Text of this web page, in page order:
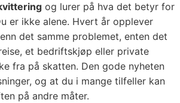
og lurer på hva det betyr for
er ikke alene. Hvert år opplever
det samme problemet, enten det
et bedriftskjøp eller private
fra på skatten. Den gode nyheten
og at du i mange tilfeller kan
på andre måter.